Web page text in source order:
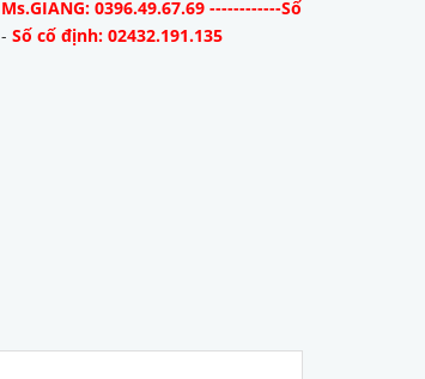
Ms.GIANG: 0396.49.67.69 ------------Số
-Số cố định: 02432.191.135